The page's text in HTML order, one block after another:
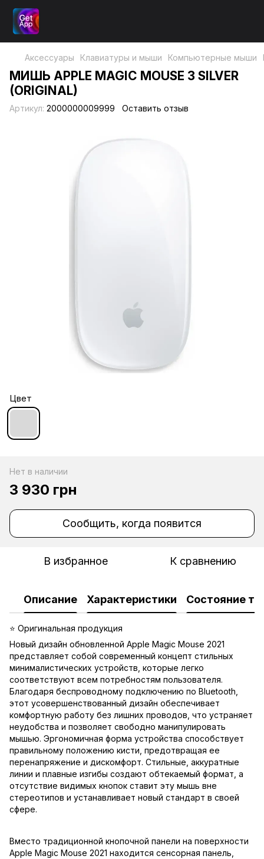
Аксессуары Клавиатуры и мыши Компьютерные мыши
МИШЬ APPLE MAGIC MOUSE 3 SILVER
(ORIGINAL)
Артикул: 2000000009999 Оставить отзыв
Цвет
Нет в наличии
3 930 грн
Сообщить, когда появится
В избранное К сравнению
Описание Характеристики Состояние
⭐ Оригинальная продукция
Новый дизайн обновленной Apple Magic Mouse 2021
представляет собой современный концепт стильных
минималистических устройств, которые легко
соответствуют всем потребностям пользователя.
Благодаря беспроводному подключению по Bluetooth,
этот усовершенствованный дизайн обеспечивает
комфортную работу без лишних проводов, что устраняет
неудобства и позволяет свободно манипулировать
мышью. Эргономичная форма устройства способствует
правильному положению кисти, предотвращая ее
перенапряжение и дискомфорт. Стильные, аккуратные
линии и плавные изгибы создают обтекаемый формат, а
отсутствие видимых кнопок ставит эту мышь вне
стереотипов и устанавливает новый стандарт в своей
сфере.
Вместо традиционной кнопочной панели на поверхности
Apple Magic Mouse 2021 находится сенсорная панель,